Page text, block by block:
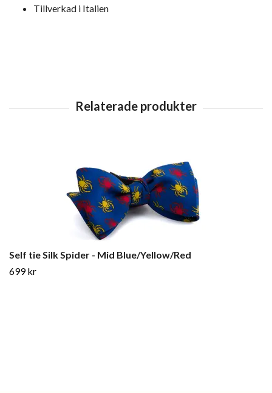
Tillverkad i Italien
Self tie Silk Spider - Mid Blue/Yellow/Red
699 kr